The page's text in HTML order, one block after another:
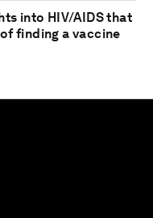
into HIV/AIDS that
finding a vaccine